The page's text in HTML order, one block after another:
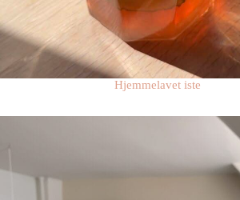
Hjemmelavet iste